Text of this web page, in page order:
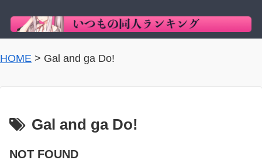
HOME > Gal and ga Do!
Gal and ga Do!
NOT FOUND